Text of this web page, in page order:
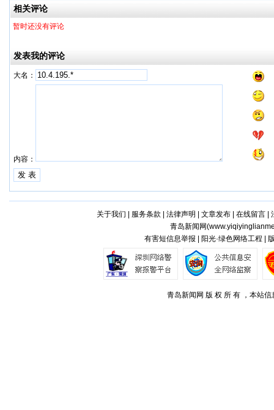
相关评论
暂时还没有评论
发表我的评论
大名：
内容：
关于我们 服务条款 法律声明 文章发布| 在线留言|
青岛新闻网(
有害短信息举报 | 阳光·绿色网络工程 |
青岛新闻网 版 权 所 有 ，本站